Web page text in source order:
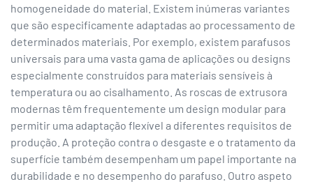
homogeneidade do material. Existem inúmeras variantes
que são especificamente adaptadas ao processamento de
determinados materiais. Por exemplo, existem parafusos
universais para uma vasta gama de aplicações ou designs
especialmente construídos para materiais sensíveis à
temperatura ou ao cisalhamento. As roscas de extrusora
modernas têm frequentemente um design modular para
permitir uma adaptação flexível a diferentes requisitos de
produção. A proteção contra o desgaste e o tratamento da
superfície também desempenham um papel importante na
durabilidade e no desempenho do parafuso. Outro aspeto